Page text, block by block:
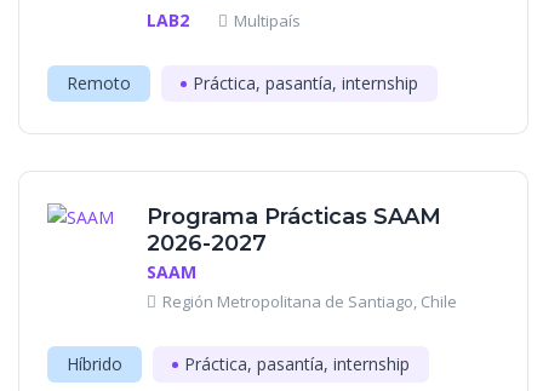
LAB2 Multipaís
Remoto Práctica, pasantía, internship
Programa Prácticas SAAM
2026-2027
SAAM
Región Metropolitana de Santiago, Chile
Híbrido Práctica, pasantía, internship